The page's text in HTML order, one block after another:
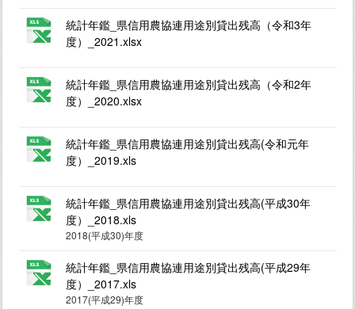
統計年鑑_県信用農協連用途別貸出残高（令和3年
度）_2021.xlsx
統計年鑑_県信用農協連用途別貸出残高（令和2年
度）_2020.xlsx
統計年鑑_県信用農協連用途別貸出残高(令和元年
度）_2019.xls
統計年鑑_県信用農協連用途別貸出残高(平成30年
度）_2018.xls
2018(平成30)年度
統計年鑑_県信用農協連用途別貸出残高(平成29年
度）_2017.xls
2017(平成29)年度